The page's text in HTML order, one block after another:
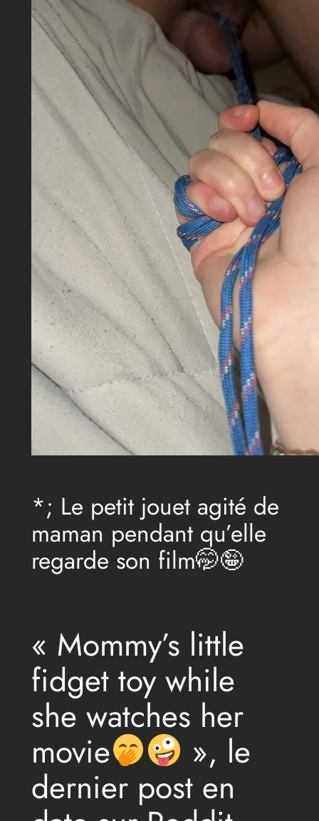
*; Le petit jouet agité de
maman pendant qu’elle
regarde son film🤭🤪
« Mommy’s little
fidget toy while
she watches her
movie », le
dernier post en